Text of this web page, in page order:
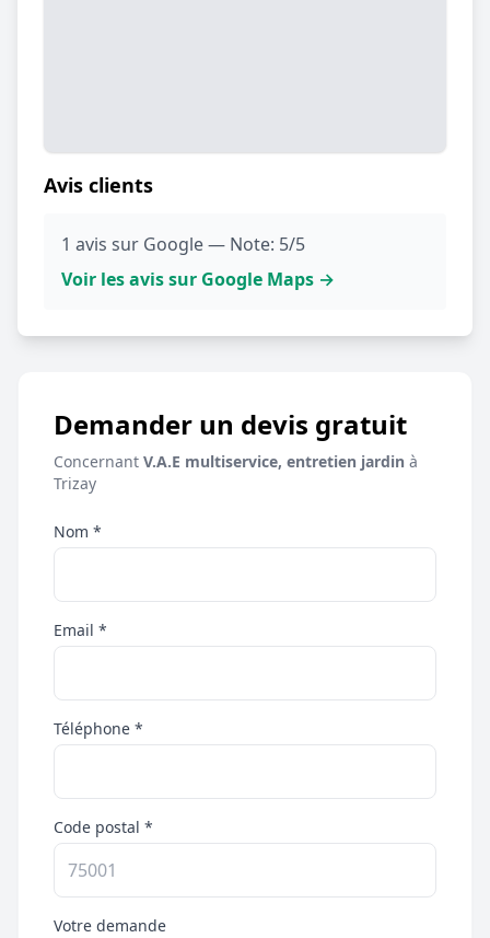
Avis clients
1 avis sur Google — Note: 5/5
Voir les avis sur Google Maps →
Demander un devis gratuit
Concernant V.A.E multiservice, entretien jardin à
Trizay
Nom *
Email *
Téléphone *
Code postal *
Votre demande